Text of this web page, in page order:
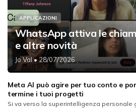
APPLICAZIONI
WhatsApp attiva le
e altre novità
Jo Val• 28/07/2026
Meta AI può agire per tuo conto e
termine i tuoi progetti
Si va verso la superintelligenza personale